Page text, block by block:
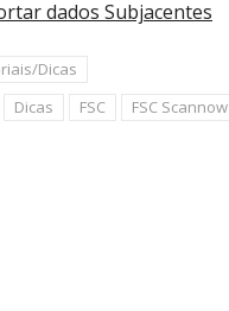
dados Subjacentes
Dicas
Dicas FSC FSC Scannow